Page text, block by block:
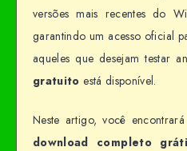
versões mais recentes do
garantindo um acesso oficial
aqueles que desejam testar
gratuito está disponível.
Neste artigo, você
download completo